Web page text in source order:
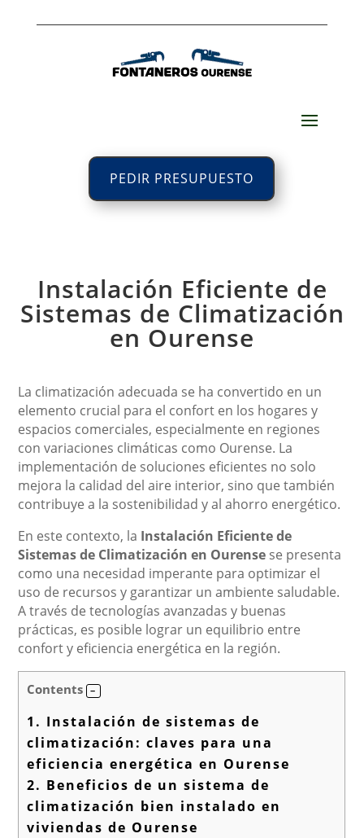
PEDIR PRESUPUESTO
Instalación Eficiente de
Sistemas de Climatización
en Ourense
La climatización adecuada se ha convertido en un
elemento crucial para el confort en los hogares y
espacios comerciales, especialmente en regiones
con variaciones climáticas como Ourense. La
implementación de soluciones eficientes no solo
mejora la calidad del aire interior, sino que también
contribuye a la sostenibilidad y al ahorro energético.
En este contexto, la Instalación Eficiente de
Sistemas de Climatización en Ourense se presenta
como una necesidad imperante para optimizar el
uso de recursos y garantizar un ambiente saludable.
A través de tecnologías avanzadas y buenas
prácticas, es posible lograr un equilibrio entre
confort y eficiencia energética en la región.
Contents
1. Instalación de sistemas de
climatización: claves para una
eficiencia energética en Ourense
2. Beneficios de un sistema de
climatización bien instalado en
viviendas de Ourense